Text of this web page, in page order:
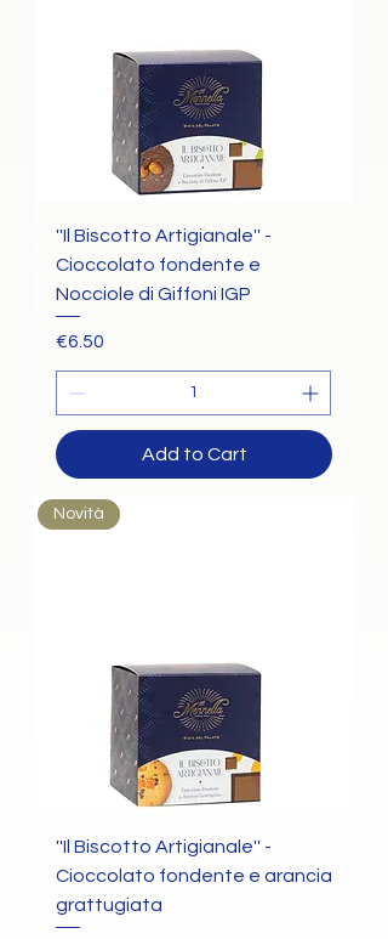
''Il Biscotto Artigianale'' -
Cioccolato fondente e
Nocciole di Giffoni IGP
Price
€6.50
Add to Cart
Novità
''Il Biscotto Artigianale'' -
Cioccolato fondente e arancia
grattugiata